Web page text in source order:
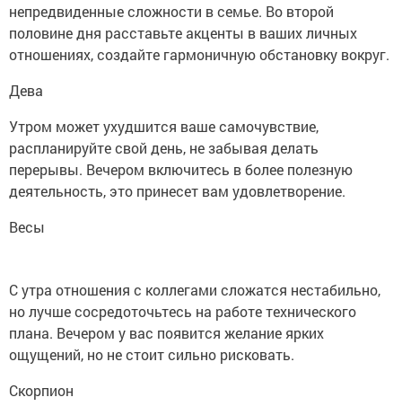
непредвиденные сложности в семье. Во второй
половине дня расставьте акценты в ваших личных
отношениях, создайте гармоничную обстановку вокруг.
Дева
Утром может ухудшится ваше самочувствие,
распланируйте свой день, не забывая делать
перерывы. Вечером включитесь в более полезную
деятельность, это принесет вам удовлетворение.
Весы
С утра отношения с коллегами сложатся нестабильно,
но лучше сосредоточьтесь на работе технического
плана. Вечером у вас появится желание ярких
ощущений, но не стоит сильно рисковать.
Скорпион